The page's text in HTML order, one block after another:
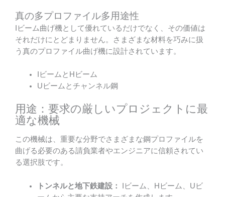
真の多プロファイル多用途性
Iビーム曲げ機として優れているだけでなく、その価値は
それだけにとどまりません。さまざまな材料を巧みに扱
う真のプロファイル曲げ機に設計されています。
IビームとHビーム
Uビームとチャンネル鋼
用途：要求の厳しいプロジェクトに最
適な機械
この機械は、重要な分野でさまざまな鋼プロファイルを
曲げる必要のある請負業者やエンジニアに信頼されてい
る選択肢です。
トンネルと地下鉄建設：
Iビーム、Hビーム、Uビ